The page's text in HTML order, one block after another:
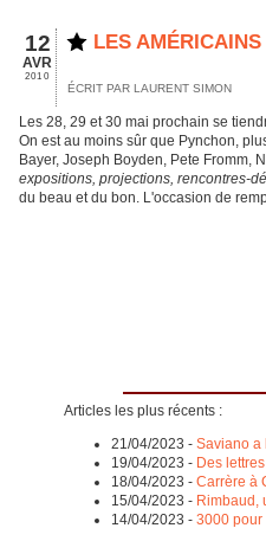
12
AVR
2010
LES
ÉCRIT PAR LAURENT SIMON
Les 28, 29 et 30 mai prochain se
On est au moins sûr que Pynchon,
Bayer, Joseph Boyden, Pete Fromm,
expositions, projections, rencontres-
du beau et du bon. L'occasion de
Articles les plus récents :
21/04/2023 - Saviano a
19/04/2023 - Des
18/04/2023 - Carrère à
15/04/2023 - Rimbaud,
14/04/2023 - 3000 pour